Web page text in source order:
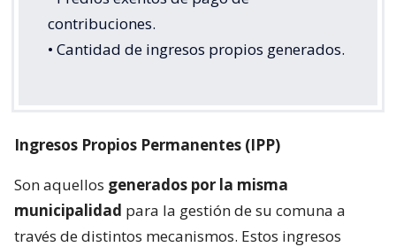
contribuciones.
• Cantidad de ingresos propios generados.
Ingresos Propios Permanentes (IPP)
Son aquellos generados por la misma
municipalidad para la gestión de su comuna a
través de distintos mecanismos. Estos ingresos